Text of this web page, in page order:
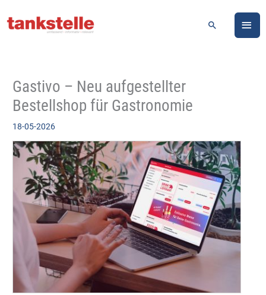
Inhalt
Suchen
Gastivo – Neu aufgestellter
Bestellshop für Gastronomie
18-05-2026